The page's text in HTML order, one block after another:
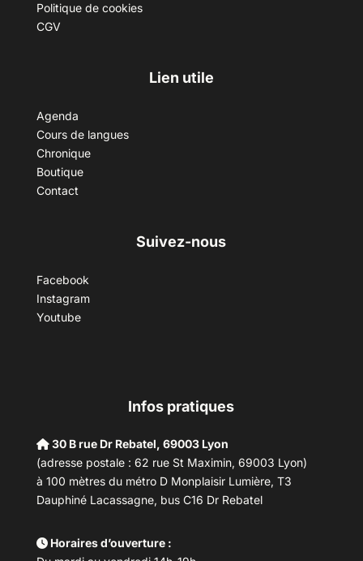
Politique de cookies
CGV
Lien utile
Agenda
Cours de langues
Chronique
Boutique
Contact
Suivez-nous
Facebook
Instagram
Youtube
Infos pratiques
30 B rue Dr Rebatel, 69003 Lyon
(adresse postale : 62 rue St Maximin, 69003 Lyon)
à 100 mètres du métro D Monplaisir Lumière, T3
Dauphiné Lacassagne, bus C16 Dr Rebatel
Horaires d’ouverture :